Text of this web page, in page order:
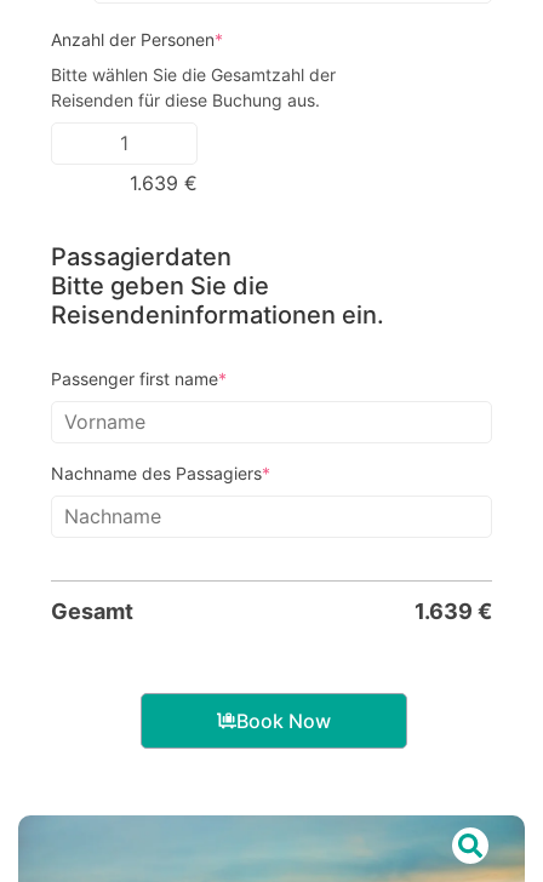
Anzahl der Personen*
Bitte wählen Sie die Gesamtzahl der
Reisenden für diese Buchung aus.
1.639€
Passagierdaten
Bitte geben Sie die
Reisendeninformationen ein.
Passenger first name*
Nachname des Passagiers*
Gesamt 1.639 €
Book Now